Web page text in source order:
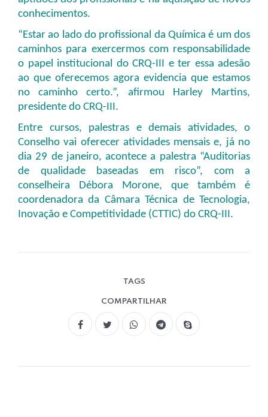
conhecimentos.
“Estar ao lado do profissional da Química é um dos
caminhos para exercermos com responsabilidade
o papel institucional do CRQ-III e ter essa adesão
ao que oferecemos agora evidencia que estamos
no caminho certo.”, afirmou Harley Martins,
presidente do CRQ-III.
Entre cursos, palestras e demais atividades, o
Conselho vai oferecer atividades mensais e, já no
dia 29 de janeiro, acontece a palestra “Auditorias
de qualidade baseadas em risco”, com a
conselheira Débora Morone, que também é
coordenadora da Câmara Técnica de Tecnologia,
Inovação e Competitividade (CTTIC) do CRQ-III.
TAGS
COMPARTILHAR